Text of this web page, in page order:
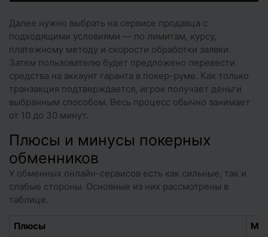
Далее нужно выбрать на сервисе продавца с
подходящими условиями — по лимитам, курсу,
платежному методу и скорости обработки заявки.
Затем пользователю будет предложено перевести
средства на аккаунт гаранта в покер-руме. Как только
транзакция подтверждается, игрок получает деньги
выбранным способом. Весь процесс обычно занимает
от 10 до 30 минут.
Плюсы и минусы покерных
обменников
У обменных онлайн-сервисов есть как сильные, так и
слабые стороны. Основные из них рассмотрены в
таблице.
Плюсы